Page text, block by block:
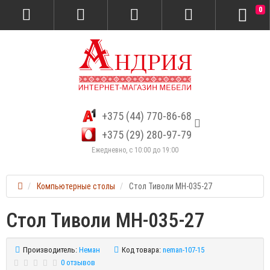
+375 (44) 770-86-68
+375 (29) 280-97-79
Ежедневно, с 10:00 до 19:00
0
Компьютерные столы Стол Тиволи МН-035-27
Стол Тиволи МН-035-27
Производитель: Неман Код товара: neman-107-15
0 отзывов